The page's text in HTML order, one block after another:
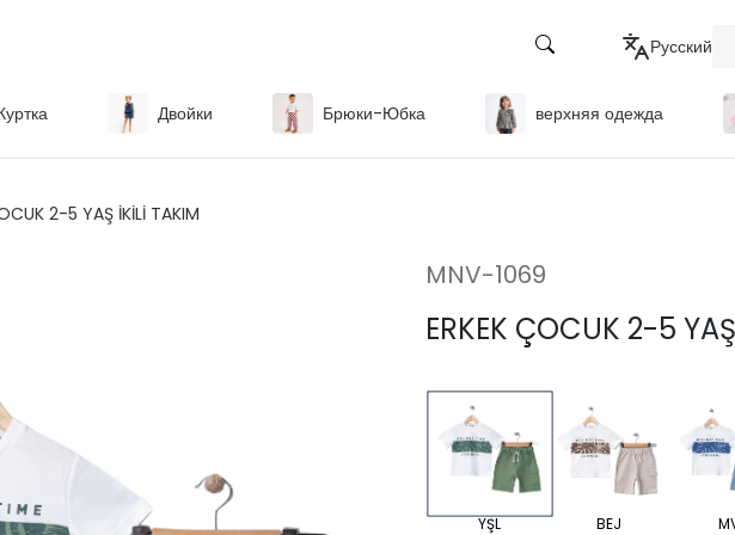
Русский
Двойки Брюки-Юбка верхняя одежда
2-5 YAŞ İKİLİ TAKIM
MNV-1069
ERKEK ÇOCUK 2-5
YŞL BEJ